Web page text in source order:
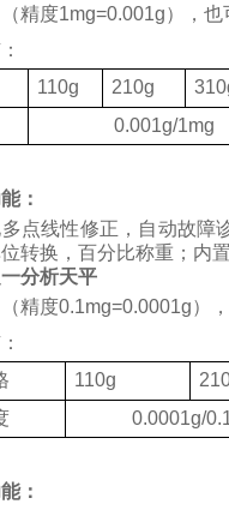
精度1mg=0.001g），也
110g 210g
0.001g/1mg
：
点线性修正，自动故障
转换，百分比称重；内
分析天平
精度0.1mg=0.0001g）
110g
0.0001g/
：